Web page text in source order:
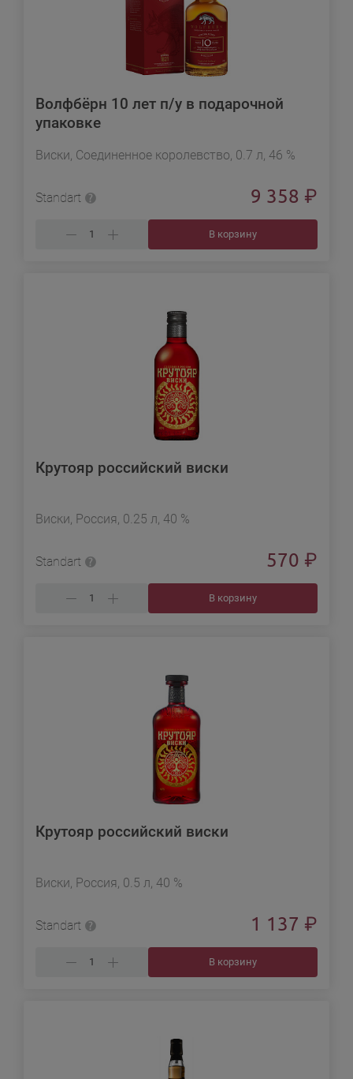
Волфбёрн 10 лет п/у в подарочной
упаковке
Виски, Соединенное королевство, 0.7 л, 46 %
Standart 9 358 ₽
В корзину
Крутояр российский виски
Виски, Россия, 0.25 л, 40 %
Standart 570 ₽
В корзину
Крутояр российский виски
Виски, Россия, 0.5 л, 40 %
Standart 1 137 ₽
В корзину